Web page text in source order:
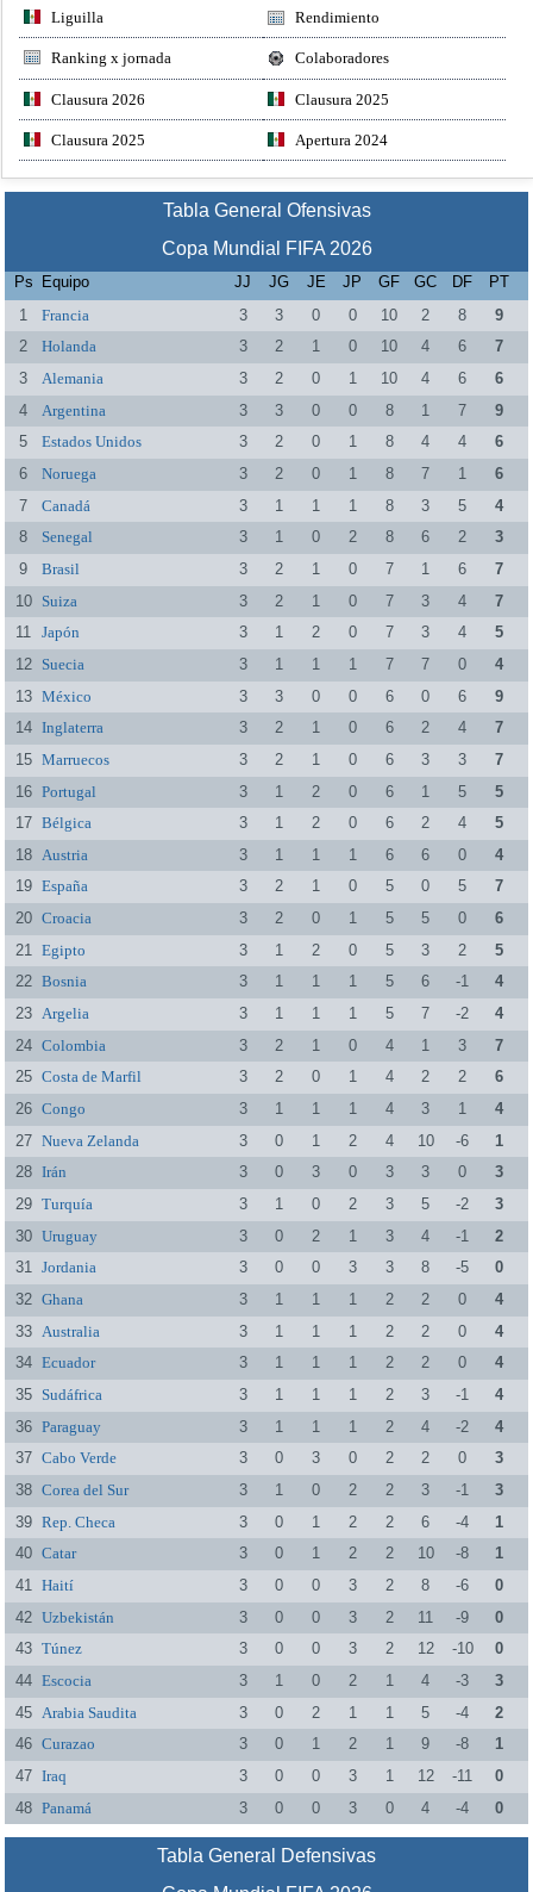
Liguilla Rendimiento
Ranking x jornada Colaboradores
Clausura 2026 Clausura 2025
Clausura 2025 Apertura 2024
Tabla General Ofensivas
Copa Mundial FIFA 2026
Ps Equipo JJ JG JE JP GF GC DF
PT
1
Francia 3 3 0 0 10 2 8
9
2
Holanda 3 2 1 0 10 4 6
7
3
Alemania 3 2 0 1 10 4 6
6
4
Argentina 3 3 0 0 8 1 7
9
5
Estados Unidos 3 2 0 1 8 4 4
6
6
Noruega 3 2 0 1 8 7 1
6
7
Canadá 3 1 1 1 8 3 5
4
8
Senegal 3 1 0 2 8 6 2
3
9
Brasil 3 2 1 0 7 1 6
7
10
Suiza 3 2 1 0 7 3 4
7
11
Japón 3 1 2 0 7 3 4
5
12
Suecia 3 1 1 1 7 7 0
4
13 México 3 3 0 0 6 0 6
9
14 Inglaterra 3 2 1 0 6 2 4
7
15 Marruecos 3 2 1 0 6 3 3
7
16 Portugal 3 1 2 0 6 1 5
5
17 Bélgica 3 1 2 0 6 2 4
5
18
Austria 3 1 1 1 6 6 0
4
19 España 3 2 1 0 5 0 5
7
20 Croacia 3 2 0 1 5 5 0
6
21
Egipto 3 1 2 0 5 3 2
5
22 Bosnia 3 1 1 1 5 6 -1
4
23 Argelia 3 1 1 1 5 7 -2
4
24 Colombia 3 2 1 0 4 1 3
7
25 Costa de Marfil 3 2 0 1 4 2 2
6
26 Congo 3 1 1 1 4 3 1
4
27 Nueva Zelanda 3 0 1 2 4 10 -6
1
28 Irán 3 0 3 0 3 3 0
3
29 Turquía 3 1 0 2 3 5 -2
3
30 Uruguay 3 0 2 1 3 4 -1
2
31 Jordania 3 0 0 3 3 8 -5
0
32 Ghana 3 1 1 1 2 2 0
4
33
Australia 3 1 1 1 2 2 0
4
34 Ecuador 3 1 1 1 2 2 0
4
35 Sudáfrica 3 1 1 1 2 3 -1
4
36 Paraguay 3 1 1 1 2 4 -2
4
37 Cabo Verde 3 0 3 0 2 2 0
3
38 Corea del Sur 3 1 0 2 2 3 -1
3
39 Rep. Checa 3 0 1 2 2 6 -4
1
40 Catar 3 0 1 2 2 10 -8
1
41
Haití 3 0 0 3 2 8 -6
0
42 Uzbekistán 3 0 0 3 2 11 -9
0
43 Túnez 3 0 0 3 2 12 -10
0
44 Escocia 3 1 0 2 1 4 -3
3
45
Arabia Saudita 3 0 2 1 1 5 -4
2
46 Curazao 3 0 1 2 1 9 -8
1
47 Iraq 3 0 0 3 1 12 -11
0
48 Panamá 3 0 0 3 0 4 -4 0
Tabla General Defensivas